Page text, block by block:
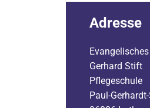
Adresse
Gerhard Stift
Pflegeschule
Paul-